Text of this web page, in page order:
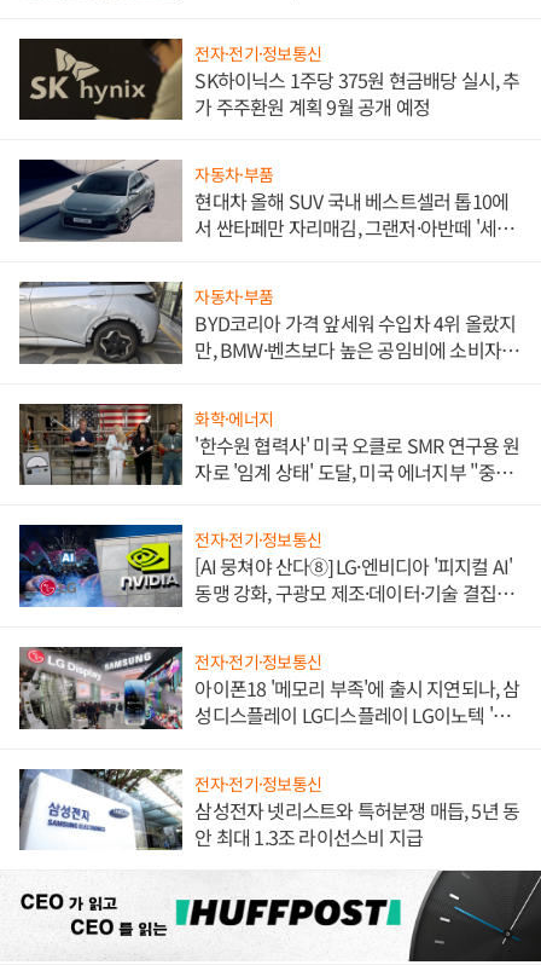
전자·전기·정보통신
SK하이닉스 1주당 375원 현금배당 실시, 추
가 주주환원 계획 9월 공개 예정
자동차·부품
현대차 올해 SUV 국내 베스트셀러 톱10에
서 싼타페만 자리매김, 그랜저·아반떼 '세단
자동차·부품
BYD코리아 가격 앞세워 수입차 4위 올랐지
만, BMW·벤츠보다 높은 공임비에 소비자
화학·에너지
'한수원 협력사' 미국 오클로 SMR 연구용 원
자로 '임계 상태' 도달, 미국 에너지부 "중요
전자·전기·정보통신
[AI 뭉쳐야 산다⑧] LG·엔비디아 '피지컬 AI'
동맹 강화, 구광모 제조·데이터·기술 결집
전자·전기·정보통신
아이폰18 '메모리 부족'에 출시 지연되나, 삼
성디스플레이 LG디스플레이 LG이노텍 '탈
전자·전기·정보통신
삼성전자 넷리스트와 특허분쟁 매듭, 5년 동
안 최대 1.3조 라이선스비 지급